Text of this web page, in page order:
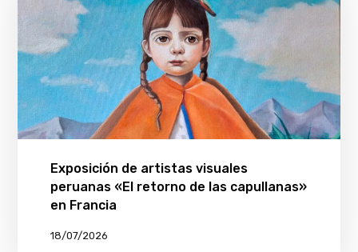
Exposición de artistas visuales
peruanas «El retorno de las capullanas»
en Francia
18/07/2026